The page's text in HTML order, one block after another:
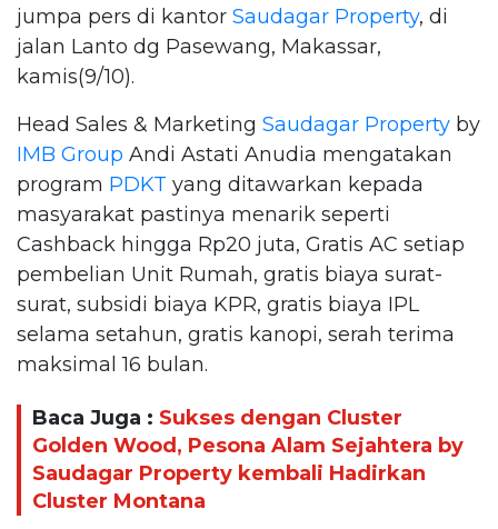
jumpa pers di kantor Saudagar Property, di
jalan Lanto dg Pasewang, Makassar,
kamis(9/10).
Head Sales & Marketing Saudagar Property by
IMB Group Andi Astati Anudia mengatakan
program PDKT yang ditawarkan kepada
masyarakat pastinya menarik seperti
Cashback hingga Rp20 juta, Gratis AC setiap
pembelian Unit Rumah, gratis biaya surat-
surat, subsidi biaya KPR, gratis biaya IPL
selama setahun, gratis kanopi, serah terima
maksimal 16 bulan.
Baca Juga : Sukses dengan Cluster
Golden Wood, Pesona Alam Sejahtera by
Saudagar Property kembali Hadirkan
Cluster Montana